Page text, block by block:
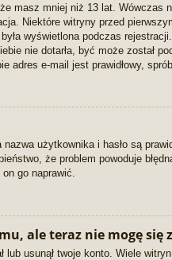
masz mniej niż 13 lat.
Niektóre witryny przed
wyświetlona podczas
nie dotarła, być może został
adres e-mail jest prawidłowy,
użytkownika i hasło są
że problem powoduje
go naprawić.
ale teraz nie mogę się
lub usunął twoje konto. Wiele